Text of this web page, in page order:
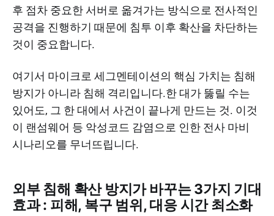
후 점차 중요한 서버로 옮겨가는 방식으로 전사적인
공격을 진행하기 때문에 침투 이후 확산을 차단하는
것이 중요합니다.
여기서 마이크로 세그멘테이션의 핵심 가치는 침해
방지가 아니라 침해 격리입니다.한 대가 뚫릴 수는
있어도, 그 한 대에서 사건이 끝나게 만드는 것. 이것
이 랜섬웨어 등 악성코드 감염으로 인한 전사 마비
시나리오를 무너뜨립니다.
외부 침해 확산 방지가 바꾸는 3가지 기대
효과 : 피해, 복구 범위, 대응 시간 최소화